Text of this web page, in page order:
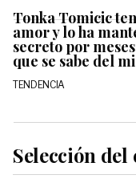
Tonka Tomicic
amor y lo ha
secreto por
que se sabe del
TENDENCIA
Selección